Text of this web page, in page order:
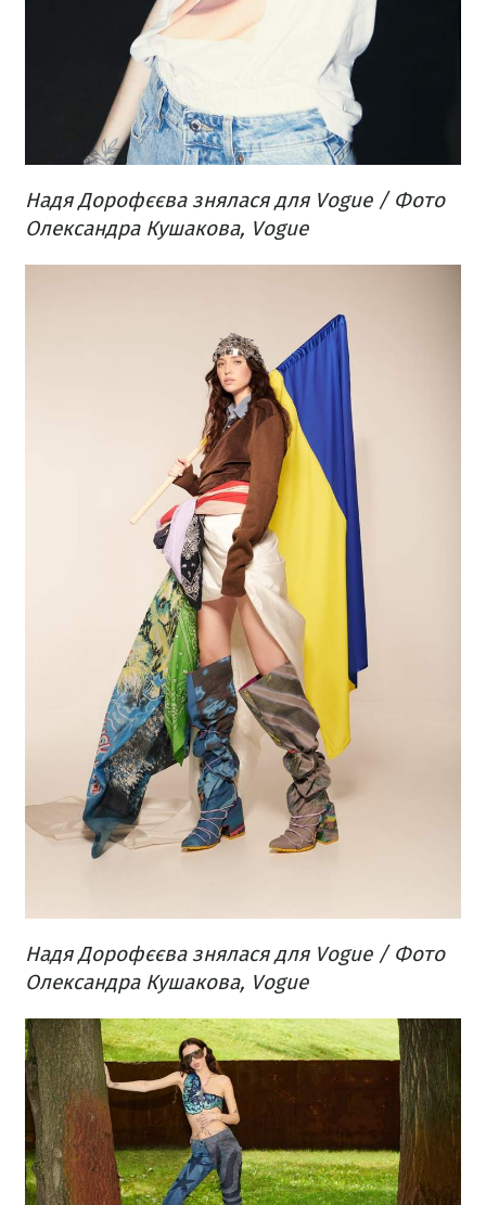
Надя Дорофєєва знялася для Vogue / Фото
Олександра Кушакова, Vogue
Надя Дорофєєва знялася для Vogue / Фото
Олександра Кушакова, Vogue